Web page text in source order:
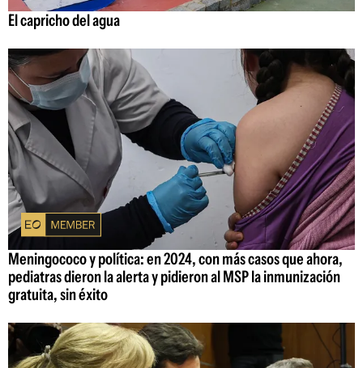
El capricho del agua
Meningococo y política: en 2024, con más casos que ahora,
pediatras dieron la alerta y pidieron al MSP la inmunización
gratuita, sin éxito